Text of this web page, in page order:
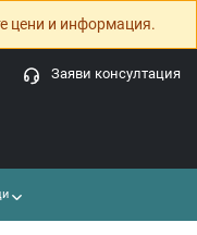
цени и информация.
Заяви консултация